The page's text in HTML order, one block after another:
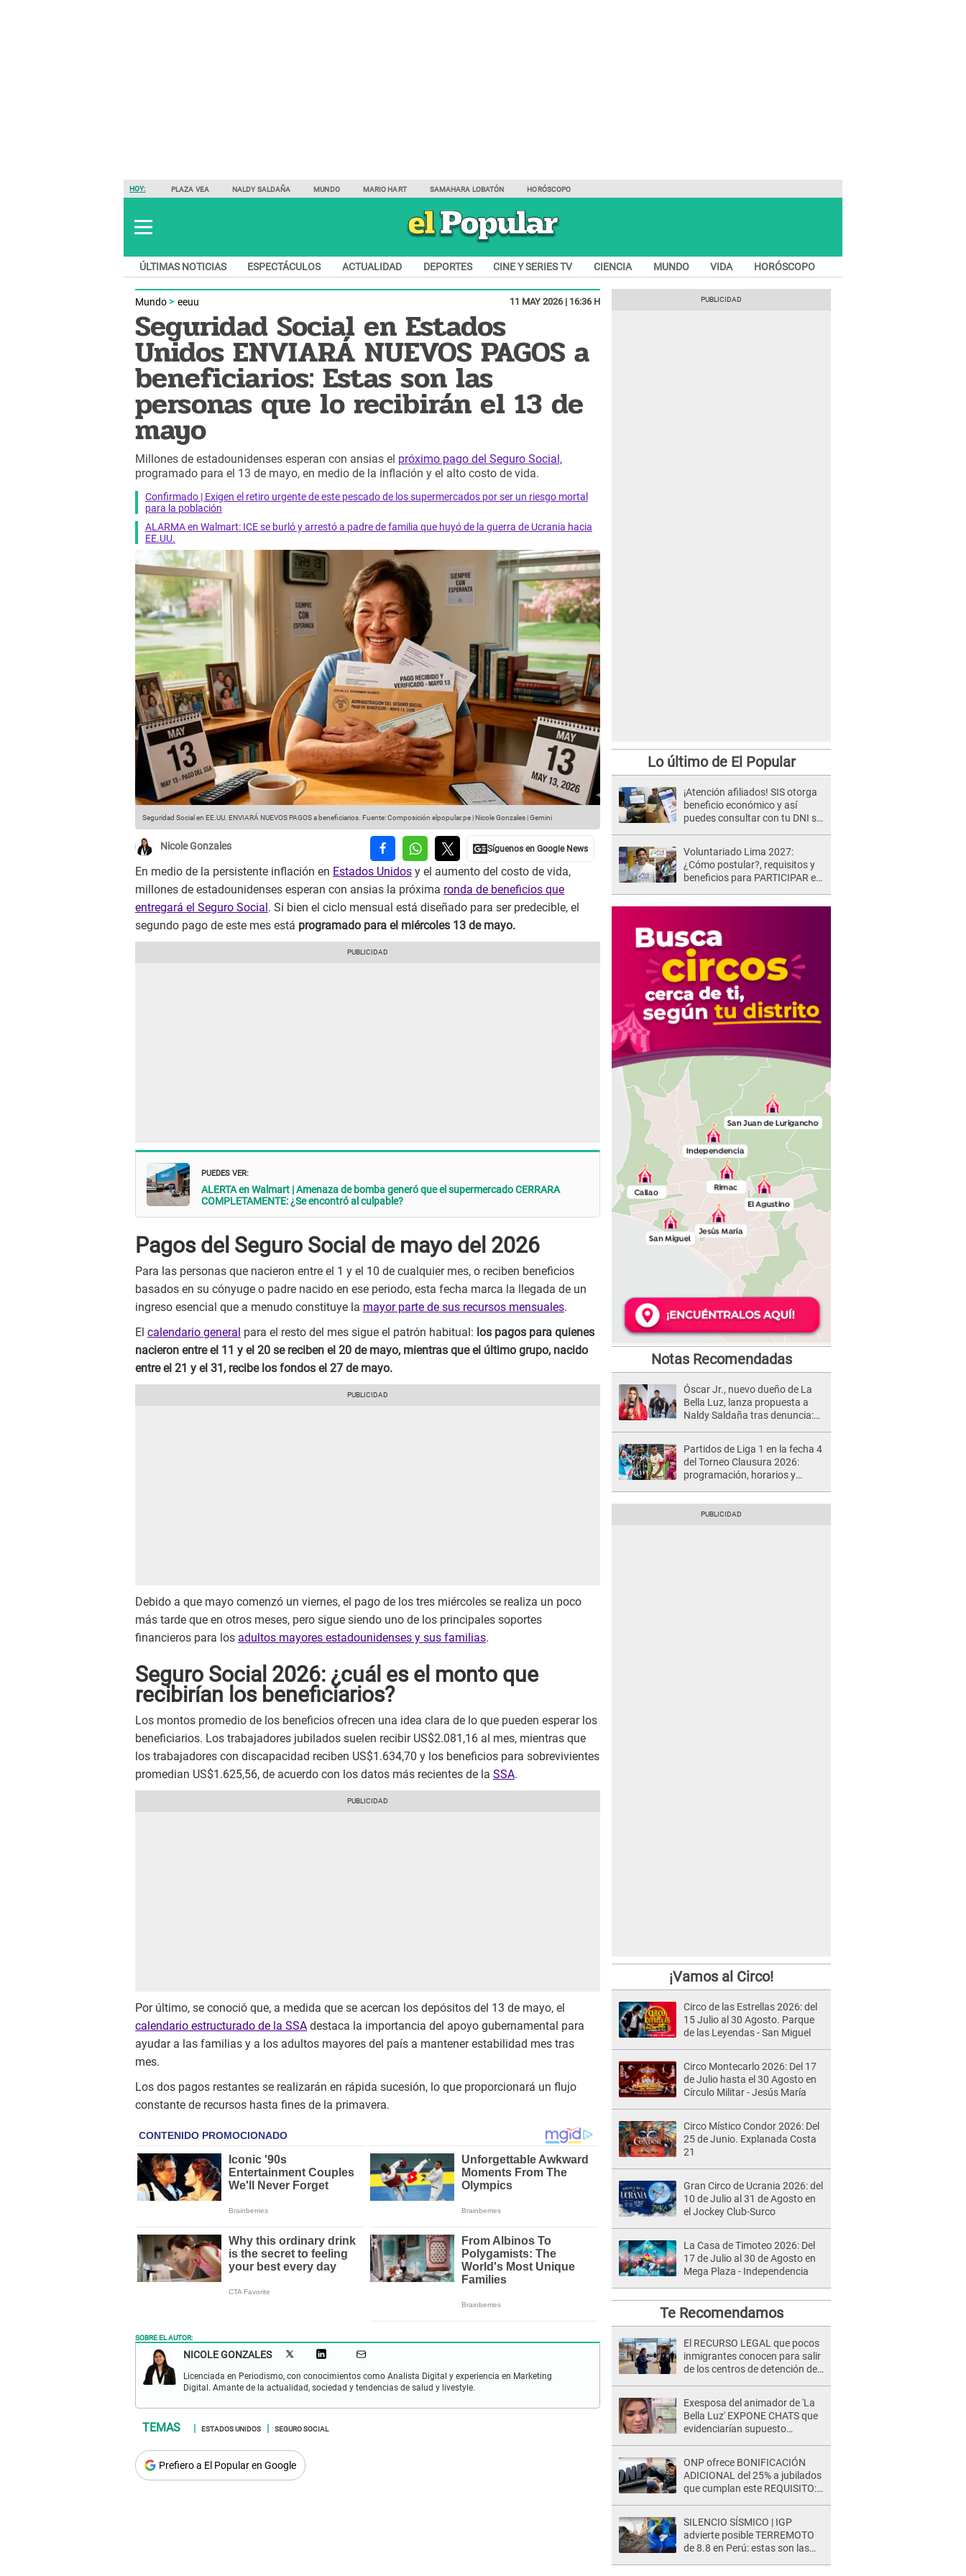
HOY: PLAZA VEA NALDY SALDAÑA MUNDO MARIO HART SAMAHARA LOBATÓN HORÓSCOPO
ÚLTIMAS NOTICIAS ESPECTÁCULOS ACTUALIDAD DEPORTES CINE Y SERIES TV CIENCIA MUNDO VIDA HORÓSCOPO
Mundo eeuu 11 MAY 2026 | 16:36 H
Seguridad Social en Estados
Unidos ENVIARÁ NUEVOS PAGOS a
beneficiarios: Estas son las
personas que lo recibirán el 13 de
mayo
Millones de estadounidenses esperan con ansias el próximo pago del Seguro Social,
programado para el 13 de mayo, en medio de la inflación y el alto costo de vida.
Confirmado | Exigen el retiro urgente de este pescado de los supermercados por ser un riesgo mortal
para la población
ALARMA en Walmart: ICE se burló y arrestó a padre de familia que huyó de la guerra de Ucrania hacia
EE.UU.
Seguridad Social en EE.UU. ENVIARÁ NUEVOS PAGOS a beneficiarios. Fuente: Composición elpopular.pe | Nicole Gonzales | Gemini
Nicole Gonzales
En medio de la persistente inflación en Estados Unidos y el aumento del costo de vida,
millones de estadounidenses esperan con ansias la próxima ronda de beneficios que
entregará el Seguro Social . Si bien el ciclo mensual está diseñado para ser predecible, el
segundo pago de este mes está programado para el miércoles 13 de mayo.
PUEDES VER:
ALERTA en Walmart | Amenaza de bomba generó que el supermercado CERRARA
COMPLETAMENTE: ¿Se encontró al culpable?
Pagos del Seguro Social de mayo del 2026
Para las personas que nacieron entre el 1 y el 10 de cualquier mes, o reciben beneficios
basados en su cónyuge o padre nacido en ese periodo, esta fecha marca la llegada de un
ingreso esencial que a menudo constituye la mayor parte de sus recursos mensuales.
El calendario general para el resto del mes sigue el patrón habitual: los pagos para quienes
nacieron entre el 11 y el 20 se reciben el 20 de mayo, mientras que el último grupo, nacido
entre el 21 y el 31, recibe los fondos el 27 de mayo.
Debido a que mayo comenzó un viernes, el pago de los tres miércoles se realiza un poco
más tarde que en otros meses, pero sigue siendo uno de los principales soportes
financieros para los adultos mayores estadounidenses y sus familias.
Seguro Social 2026: ¿cuál es el monto que
recibirían los beneficiarios?
Los montos promedio de los beneficios ofrecen una idea clara de lo que pueden esperar los
beneficiarios. Los trabajadores jubilados suelen recibir US$2.081,16 al mes, mientras que
los trabajadores con discapacidad reciben US$1.634,70 y los beneficios para sobrevivientes
promedian US$1.625,56, de acuerdo con los datos más recientes de la SSA.
Por último, se conoció que, a medida que se acercan los depósitos del 13 de mayo, el
calendario estructurado de la SSA destaca la importancia del apoyo gubernamental para
ayudar a las familias y a los adultos mayores del país a mantener estabilidad mes tras
mes.
Los dos pagos restantes se realizarán en rápida sucesión, lo que proporcionará un flujo
constante de recursos hasta fines de la primavera.
SOBRE EL AUTOR:
NICOLE GONZALES
Licenciada en Periodismo, con conocimientos como Analista Digital y experiencia en Marketing
Digital. Amante de la actualidad, sociedad y tendencias de salud y livestyle.
ESTADOS UNIDOS SEGURO SOCIAL
Prefiero a El Popular en Google
Lo último de El Popular
¡Atención afiliados! SIS otorga
beneficio económico y así
puedes consultar con tu DNI si
Voluntariado Lima 2027:
¿Cómo postular?, requisitos y
beneficios para PARTICIPAR en
Notas Recomendadas
Óscar Jr., nuevo dueño de La
Bella Luz, lanza propuesta a
Naldy Saldaña tras denuncia:
Partidos de Liga 1 en la fecha 4
del Torneo Clausura 2026:
programación, horarios y
¡Vamos al Circo!
Circo de las Estrellas 2026: del
15 Julio al 30 Agosto. Parque
de las Leyendas - San Miguel
Circo Montecarlo 2026: Del 17
de Julio hasta el 30 Agosto en
Círculo Militar - Jesús María
Circo Místico Condor 2026: Del
25 de Junio. Explanada Costa
21
Gran Circo de Ucrania 2026: del
10 de Julio al 31 de Agosto en
el Jockey Club-Surco
La Casa de Timoteo 2026: Del
17 de Julio al 30 de Agosto en
Mega Plaza - Independencia
Te Recomendamos
El RECURSO LEGAL que pocos
inmigrantes conocen para salir
de los centros de detención del
Exesposa del animador de 'La
Bella Luz' EXPONE CHATS que
evidenciarían supuesto
Saldaña, pese a tener pareja
ONP ofrece BONIFICACIÓN
ADICIONAL del 25% a jubilados
que cumplan este REQUISITO:
SILENCIO SÍSMICO | IGP
advierte posible TERREMOTO
de 8.8 en Perú: estas son las